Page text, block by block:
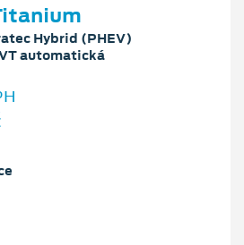
Hybrid (PHEV)
automatická